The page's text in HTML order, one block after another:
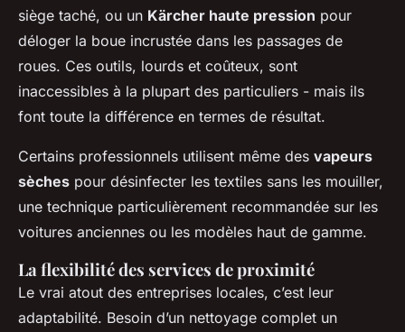
siège taché, ou un Kärcher haute pression pour
déloger la boue incrustée dans les passages de
roues. Ces outils, lourds et coûteux, sont
inaccessibles à la plupart des particuliers - mais ils
font toute la différence en termes de résultat.
Certains professionnels utilisent même des vapeurs
sèches pour désinfecter les textiles sans les mouiller,
une technique particulièrement recommandée sur les
voitures anciennes ou les modèles haut de gamme.
La flexibilité des services de proximité
Le vrai atout des entreprises locales, c’est leur
adaptabilité. Besoin d’un nettoyage complet un